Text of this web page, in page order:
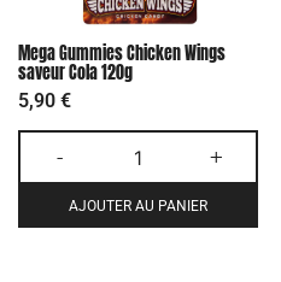
Mega Gummies Chicken Wings
saveur Cola 120g
5,90 €
- +
AJOUTER AU PANIER